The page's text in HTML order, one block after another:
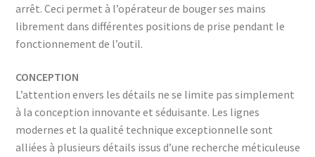
arrêt. Ceci permet à l’opérateur de bouger ses mains
librement dans différentes positions de prise pendant le
fonctionnement de l’outil.
CONCEPTION
L’attention envers les détails ne se limite pas simplement
à la conception innovante et séduisante. Les lignes
modernes et la qualité technique exceptionnelle sont
alliées à plusieurs détails issus d’une recherche méticuleuse